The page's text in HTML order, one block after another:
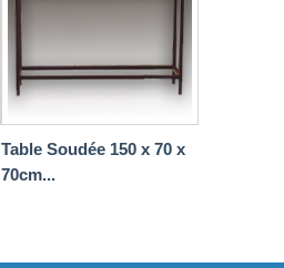
Table Soudée 150 x 70 x
70cm...